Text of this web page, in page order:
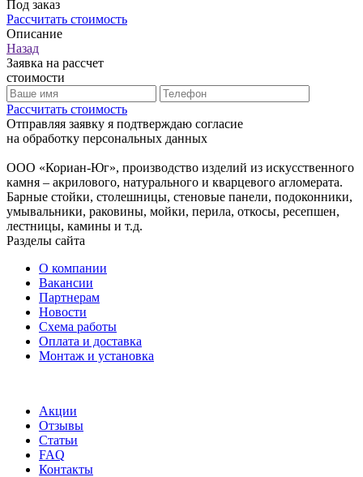
Под заказ
Рассчитать стоимость
Описание
Назад
Заявка на рассчет
стоимости
Рассчитать стоимость
Отправляя заявку я подтверждаю согласие
на обработку персональных данных
ООО «Кориан-Юг», производство изделий из искусственного
камня – акрилового, натурального и кварцевого агломерата.
Барные стойки, столешницы, стеновые панели, подоконники,
умывальники, раковины, мойки, перила, откосы, ресепшен,
лестницы, камины и т.д.
Разделы сайта
О компании
Вакансии
Партнерам
Новости
Схема работы
Оплата и доставка
Монтаж и установка
Акции
Отзывы
Статьи
FAQ
Контакты